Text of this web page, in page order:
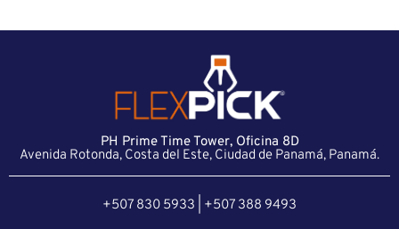
PH Prime Time Tower, Oficina 8D
Avenida Rotonda, Costa del Este, Ciudad de Panamá, Panamá.
+507 830 5933 | +507 388 9493